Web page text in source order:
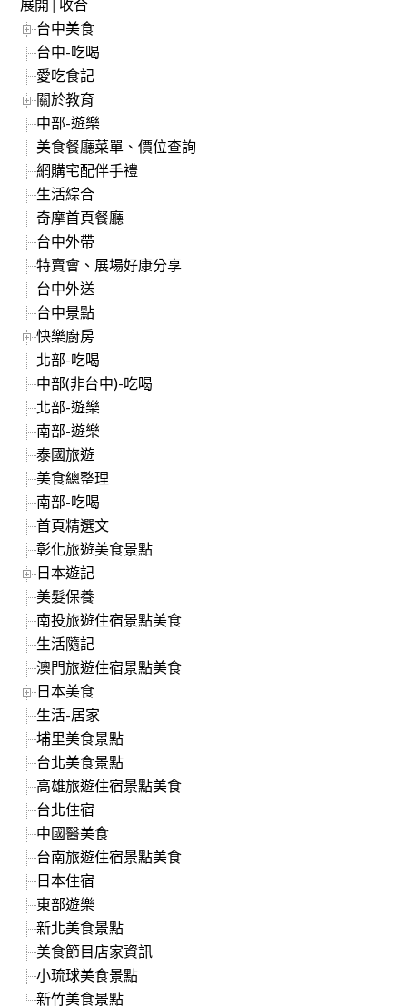
展開
收合
台中美食
台中-吃喝
愛吃食記
關於教育
中部-遊樂
美食餐廳菜單、價位查詢
網購宅配伴手禮
生活綜合
奇摩首頁餐廳
台中外帶
特賣會、展場好康分享
台中外送
台中景點
快樂廚房
北部-吃喝
中部(非台中)-吃喝
北部-遊樂
南部-遊樂
泰國旅遊
美食總整理
南部-吃喝
首頁精選文
彰化旅遊美食景點
日本遊記
美髮保養
南投旅遊住宿景點美食
生活隨記
澳門旅遊住宿景點美食
日本美食
生活-居家
埔里美食景點
台北美食景點
高雄旅遊住宿景點美食
台北住宿
中國醫美食
台南旅遊住宿景點美食
日本住宿
東部遊樂
新北美食景點
美食節目店家資訊
小琉球美食景點
新竹美食景點